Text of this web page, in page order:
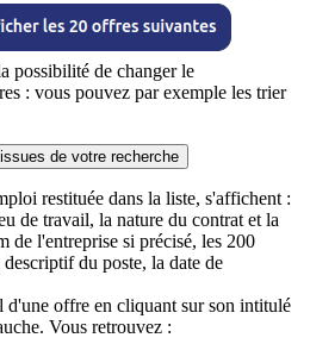
possibilité de changer le
: vous pouvez par exemple les trier
de votre recherche
restituée dans la liste, s'affichent :
de travail, la nature du contrat et la
de l'entreprise si précisé, les 200
du poste, la date de
d'une offre en cliquant sur son intitulé
Vous retrouvez :